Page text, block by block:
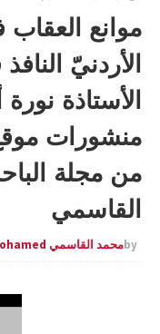
موانع
الأردنيّ
الأستاذة
من مجلة
القاسمي
byمحمد القاسمي Al kacimi Mohamed